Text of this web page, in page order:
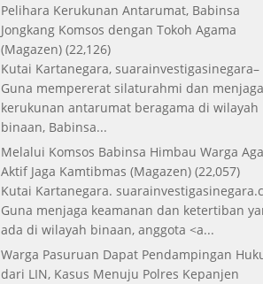
Pelihara Kerukunan Antarumat, Babinsa
Jongkang Komsos dengan Tokoh Agama
(Magazen) (22,126)
Kutai Kartanegara, suarainvestigasinegara–
Guna mempererat silaturahmi dan menjaga
kerukunan antarumat beragama di wilayah
binaan, Babinsa...
Melalui Komsos Babinsa Himbau Warga
Aktif Jaga Kamtibmas (Magazen) (22,057)
Kutai Kartanegara.
Guna menjaga keamanan dan ketertiban
ada di wilayah binaan, anggota <a...
Warga Pasuruan Dapat Pendampingan
dari LIN, Kasus Menuju Polres Kepanjen